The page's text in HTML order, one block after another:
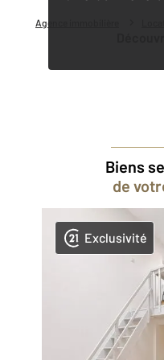
Agence immobilière
Biens
de
Exclusivité